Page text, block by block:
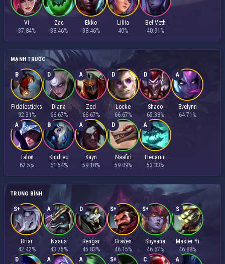
Vi
37.84%
Zac
38.46%
Ekko
38.46%
Lillia
40%
Bel'Veth
40.91%
MẠNH TRƯỚC
B
Fiddlesticks
92.31%
D
Diana
66.67%
A
Zed
66.67%
D
Locke
66.67%
D
Shaco
65.38%
A
Evelynn
64.71%
A
Talon
62.5%
B
Kindred
61.54%
A
Kayn
59.18%
D
Naafiri
59.09%
A
Hecarim
53.33%
TRUNG BÌNH
S+
Briar
42.42%
A
Nasus
43.75%
D
Rengar
45.83%
S+
Graves
46.15%
S+
Shyvana
46.67%
S
Master Yi
46.88%
D
A A S+ C A